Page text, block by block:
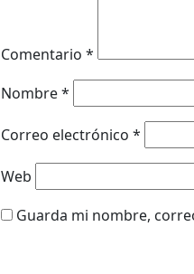
Comentario *
Nombre*
Correo electrónico *
Web
Guarda mi nombre,